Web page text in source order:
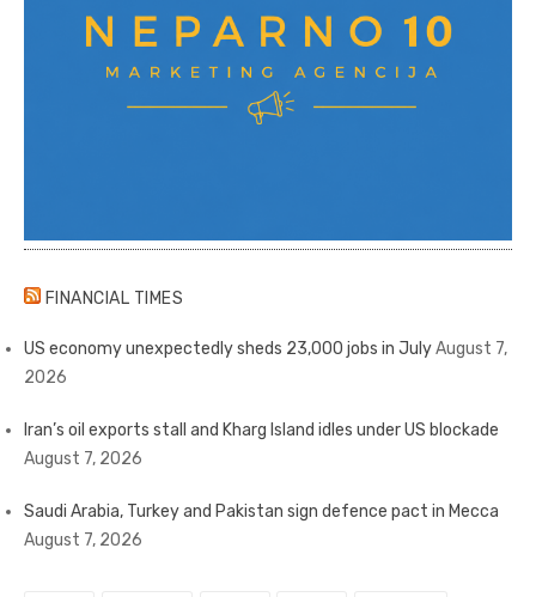
FINANCIAL TIMES
US economy unexpectedly sheds 23,000 jobs in JulyAugust 7,
2026
Iran’s oil exports stall and Kharg Island idles under US blockade
August 7, 2026
Saudi Arabia, Turkey and Pakistan sign defence pact in Mecca
August 7, 2026